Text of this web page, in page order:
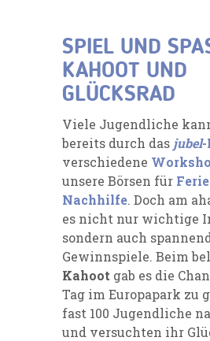
SPIEL UND
KAHOOT UND
GLÜCKSRAD
Viele Jugendliche
bereits durch das jubel-
verschiedene
unsere Börsen für
Nachhilfe. Doch am
es nicht nur wichtige
sondern auch
Gewinnspiele. Beim
Kahoot gab es die
Tag im Europapark zu
fast 100 Jugendliche
und versuchten ihr